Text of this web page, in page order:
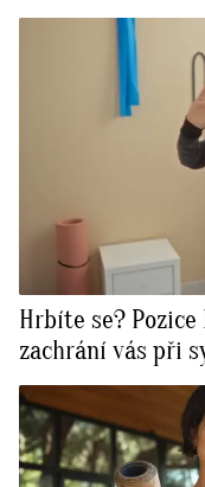
Hrbíte se?
zachrání vás při